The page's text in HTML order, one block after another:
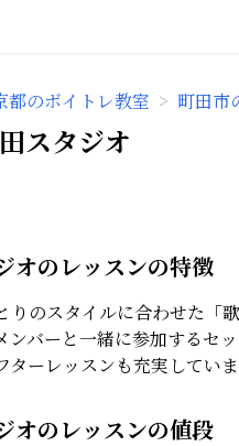
都のボイトレ教室 > 町田市
スタジオ
オのレッスンの特徴
のスタイルに合わせた「
バーと一緒に参加するセ
ーレッスンも充実していま
オのレッスンの値段